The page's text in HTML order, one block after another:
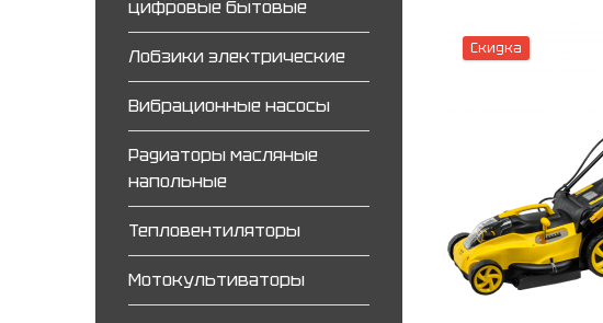
цифровые бытовые
Лобзики электрические
Вибрационные насосы
Радиаторы масляные
напольные
Тепловентиляторы
Мотокультиваторы
Скидка